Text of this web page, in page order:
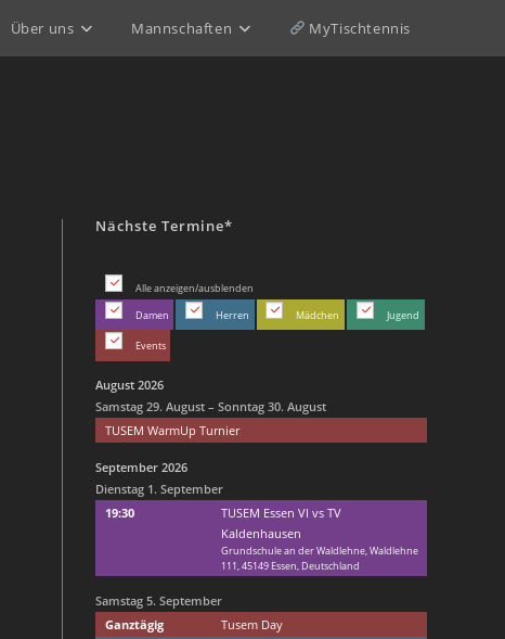
Über uns Mannschaften MyTischtennis
Nächste Termine*
Alle anzeigen/ausblenden
Damen
Herren Mädchen Jugend
Events
August 2026
Samstag 29. August – Sonntag 30. August
TUSEM WarmUp Turnier
September 2026
Dienstag 1. September
19:30
TUSEM Essen VI vs TV
Kaldenhausen
Grundschule an der Waldlehne, Waldlehne
111, 45149 Essen, Deutschland
Samstag 5. September
Ganztägig
Tusem Day